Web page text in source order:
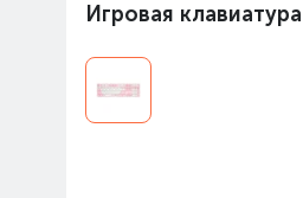
Игровая